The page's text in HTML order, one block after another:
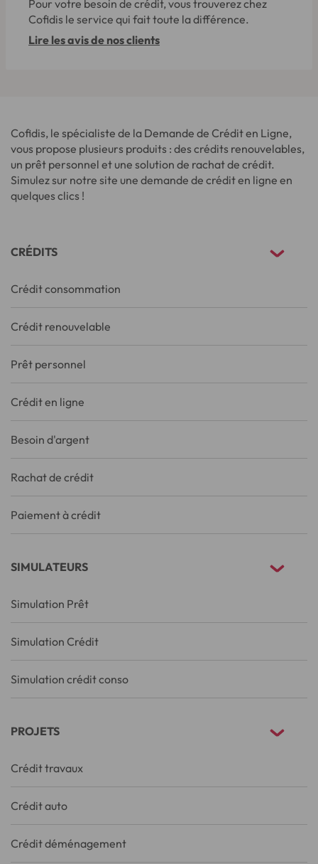
Pour votre besoin de crédit, vous trouverez chez
Cofidis le service qui fait toute la différence.
Lire les avis de nos clients
Cofidis, le spécialiste de la Demande de Crédit en Ligne,
vous propose plusieurs produits : des crédits renouvelables,
un prêt personnel et une solution de rachat de crédit.
Simulez sur notre site une demande de crédit en ligne en
quelques clics !
CRÉDITS
Crédit consommation
Crédit renouvelable
Prêt personnel
Crédit en ligne
Besoin d'argent
Rachat de crédit
Paiement à crédit
SIMULATEURS
Simulation Prêt
Simulation Crédit
Simulation crédit conso
PROJETS
Crédit travaux
Crédit auto
Crédit déménagement